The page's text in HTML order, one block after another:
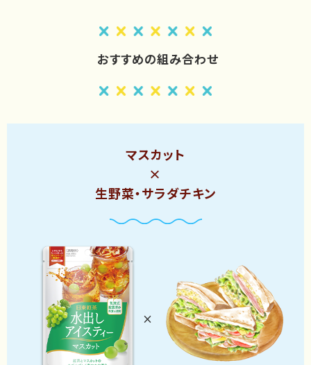
おすすめの組み合わせ
マスカット
×
生野菜・サラダチキン
×